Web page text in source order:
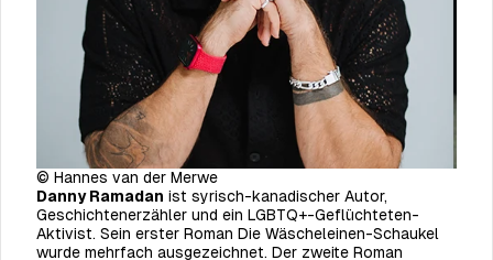
© Hannes van der Merwe
Danny Ramadan ist syrisch-kanadischer Autor,
Geschichtenerzähler und ein LGBTQ+-Geflüchteten-
Aktivist. Sein erster Roman Die Wäscheleinen-Schaukel
wurde mehrfach ausgezeichnet. Der zweite Roman